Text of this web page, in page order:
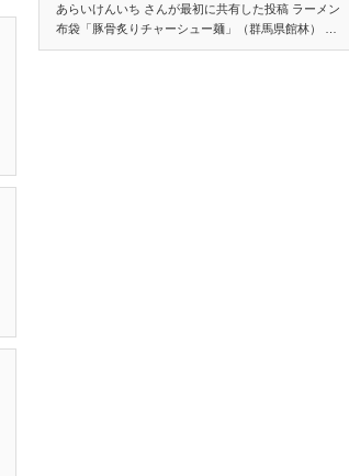
あらいけんいち さんが最初に共有した投稿 ラーメン
布袋「豚骨炙りチャーシュー麺」（群馬県館林） …